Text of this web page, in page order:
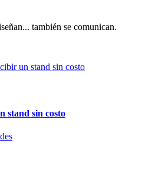
también se comunican.
stand sin costo